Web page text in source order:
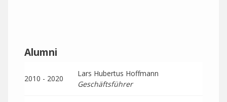
Alumni
2010 - 2020
Lars Hubertus Hoffmann
Geschäftsführer